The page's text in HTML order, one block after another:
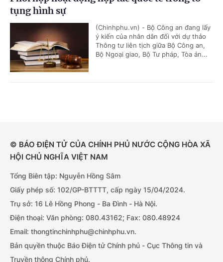
tụng hình sự
(Chinhphu.vn) - Bộ Công an đang lấy
ý kiến của nhân dân đối với dự thảo
Thông tư liên tịch giữa Bộ Công an,
Bộ Ngoại giao, Bộ Tư pháp, Tòa án...
© BÁO ĐIỆN TỬ CỦA CHÍNH PHỦ NƯỚC CỘNG HÒA XÃ
HỘI CHỦ NGHĨA VIỆT NAM
Tổng Biên tập: Nguyễn Hồng Sâm
Giấy phép số: 102/GP-BTTTT, cấp ngày 15/04/2024.
Trụ sở: 16 Lê Hồng Phong - Ba Đình - Hà Nội.
Điện thoại: Văn phòng: 080.43162; Fax: 080.48924
Email: thongtinchinhphu@chinhphu.vn.
Bản quyền thuộc Báo Điện tử Chính phủ - Cục Thông tin và
Truyền thông Chính phủ.